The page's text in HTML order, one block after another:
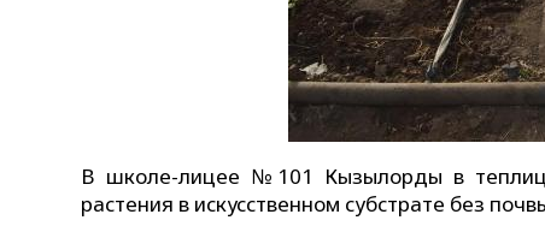
В школе-лицее №101 Кызылорды в
растения в искусственном субстрате без